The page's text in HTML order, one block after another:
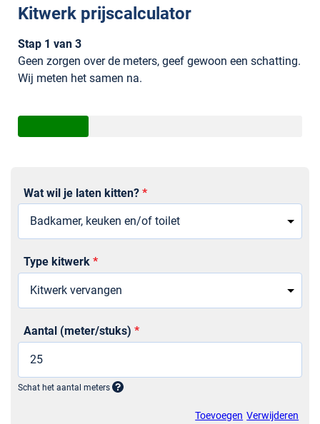
Header
Kitwerk prijscalculator
Stap 1 van 3
Geen zorgen over de meters, geef gewoon een schatting.
Wij meten het samen na.
Sectie
Wat wil je laten kitten? *
Type kitwerk *
Aantal (meter/stuks) *
Schat het aantal meters
Toevoegen Verwijderen